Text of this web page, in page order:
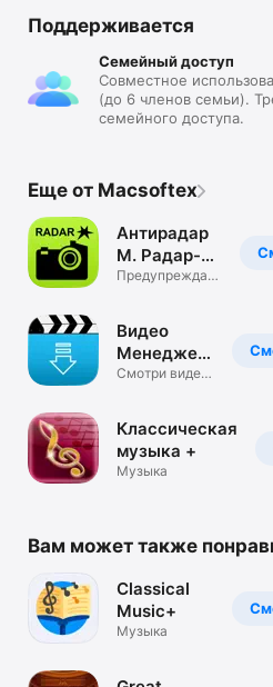
Поддерживается
Семейный доступ
Совместное
(до 6 членов семьи).
семейного доступа.
Еще от Macsoftex
Антирадар
М. Радар-
детектор.
Предупреждает
Видео
Менеджер
для
Смотри видео
Классическая
музыка +
Музыка
Вам может также
Classical
Music+
Музыка